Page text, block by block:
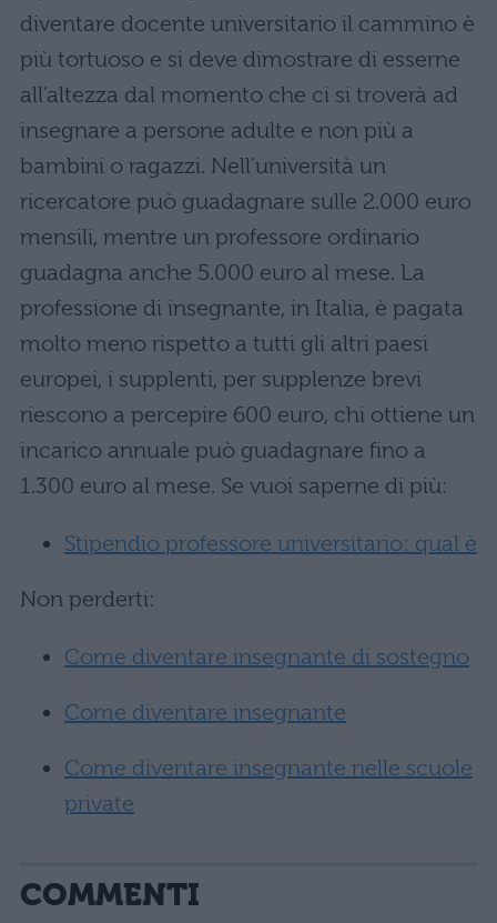
diventare docente universitario il cammino è
più tortuoso e si deve dimostrare di esserne
all’altezza dal momento che ci si troverà ad
insegnare a persone adulte e non più a
bambini o ragazzi. Nell’università un
ricercatore può guadagnare sulle 2.000 euro
mensili, mentre un professore ordinario
guadagna anche 5.000 euro al mese. La
professione di insegnante, in Italia, è pagata
molto meno rispetto a tutti gli altri paesi
europei, i supplenti, per supplenze brevi
riescono a percepire 600 euro, chi ottiene un
incarico annuale può guadagnare fino a
1.300 euro al mese. Se vuoi saperne di più:
Stipendio professore universitario: qual è
Non perderti:
Come diventare insegnante di sostegno
Come diventare insegnante
Come diventare insegnante nelle scuole
private
COMMENTI